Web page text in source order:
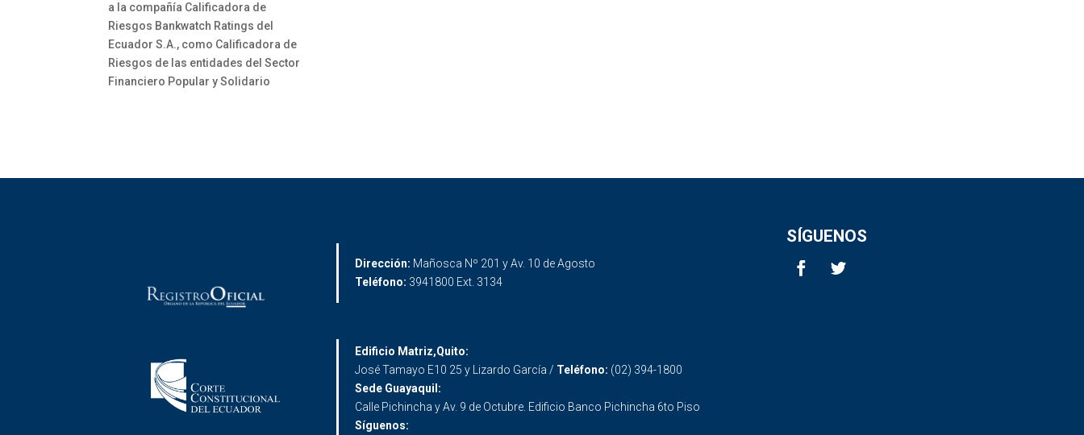
a la compañía Calificadora de
Riesgos Bankwatch Ratings del
Ecuador S.A., como Calificadora de
Riesgos de las entidades del Sector
Financiero Popular y Solidario
Dirección: Mañosca Nº 201 y Av. 10 de Agosto
Teléfono: 3941800 Ext. 3134
SÍGUENOS
Edificio Matriz,Quito:
José Tamayo E10 25 y Lizardo García / Teléfono: (02) 394-1800
Sede Guayaquil:
Calle Pichincha y Av. 9 de Octubre. Edificio Banco Pichincha 6to Piso
Síguenos: